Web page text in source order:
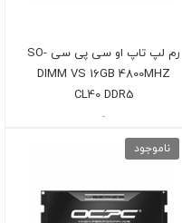
رم لپ تاپ او سی پی سی SO-
DIMM VS 16GB 4800MHZ
CL40 DDR5
-
ناموجود